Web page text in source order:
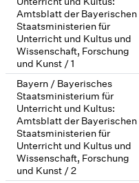
Amtsblatt der Bayerischen
Staatsministerien für
Unterricht und Kultus und
Wissenschaft, Forschung
und Kunst / 1
Bayern / Bayerisches
Staatsministerium für
Unterricht und Kultus:
Amtsblatt der Bayerischen
Staatsministerien für
Unterricht und Kultus und
Wissenschaft, Forschung
und Kunst / 2